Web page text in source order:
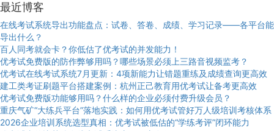
最近博客
在线考试系统导出功能盘点：试卷、答卷、成绩、学习记录——各平台能
导出什么？
百人同考就会卡？你低估了优考试的并发能力！
优考试免费版的防作弊够用吗？哪些场景必须上三路音视频监考？
优考试在线考试系统7月更新：4项新能力让错题重练及成绩查询更高效
建工类考证刷题平台搭建案例：杭州正己教育用优考试让备考更高效
优考试免费版功能够用吗？什么样的企业必须付费升级会员？
重庆气矿“大练兵平台”落地实践：如何用优考试管好万人级培训考核体系
2026企业培训系统选型真相：优考试被低估的“学练考评”闭环能力